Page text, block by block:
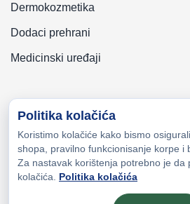
Dermokozmetika
Dodaci prehrani
Medicinski uređaji
Copyright © 2026 Zeni-Lijek
Politika kolačića
Koristimo kolačiće kako bismo
shopa, pravilno funkcionisanje korpe i
Za nastavak korištenja potrebno je da
kolačića. Politika kolačića